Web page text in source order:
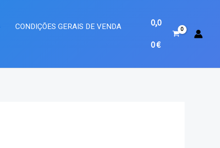
CONDIÇÕES GERAIS DE VENDA
0,0
0€